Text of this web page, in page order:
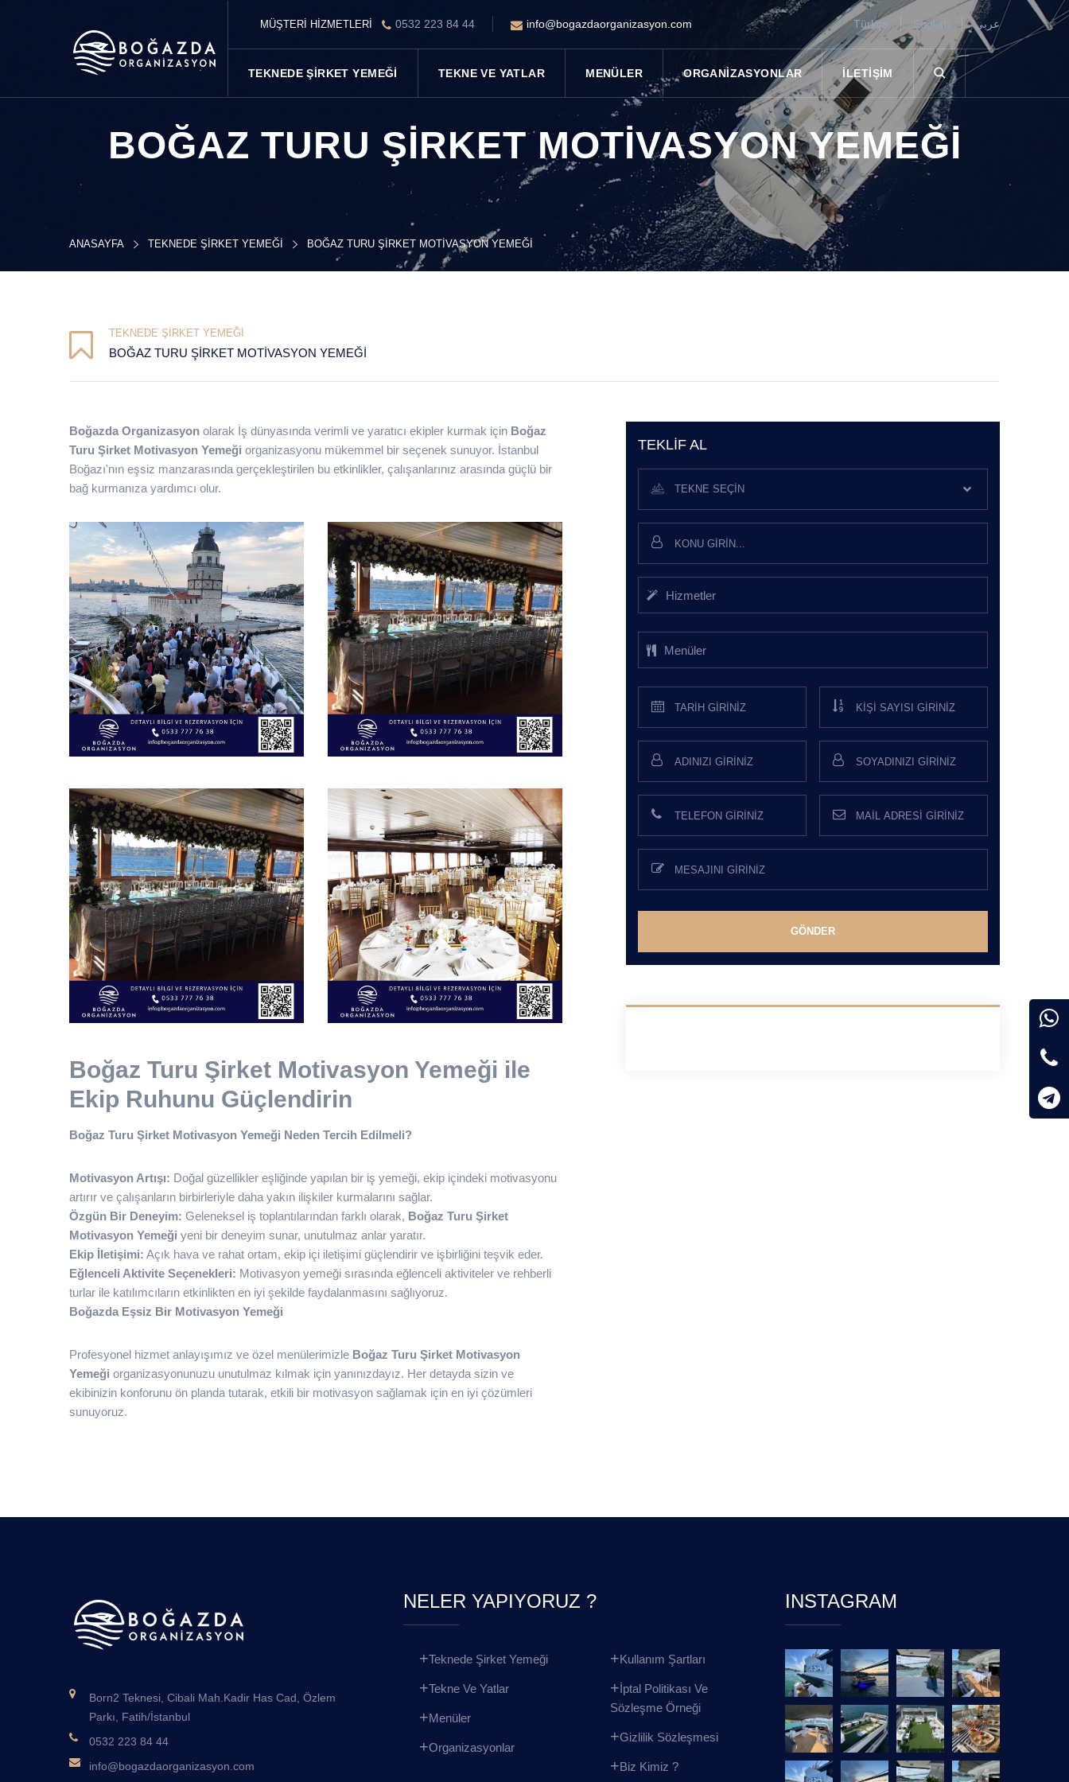
MÜŞTERİ HİZMETLERİ 0532 223 84 44 info@bogazdaorganizasyon.com Türkçe English عربى
TEKNEDE ŞIRKET YEMEĞI TEKNE VE YATLAR MENÜLER ORGANIZASYONLAR İLETIŞIM
BOĞAZ TURU ŞIRKET MOTIVASYON YEMEĞI
ANASAYFA TEKNEDE ŞIRKET YEMEĞI BOĞAZ TURU ŞIRKET MOTIVASYON YEMEĞI
TEKNEDE ŞIRKET YEMEĞI
BOĞAZ TURU ŞIRKET MOTIVASYON YEMEĞI
Boğazda Organizasyon olarak İş dünyasında verimli ve yaratıcı ekipler kurmak için Boğaz
Turu Şirket Motivasyon Yemeği organizasyonu mükemmel bir seçenek sunuyor. İstanbul
Boğazı'nın eşsiz manzarasında gerçekleştirilen bu etkinlikler, çalışanlarınız arasında güçlü bir
bağ kurmanıza yardımcı olur.
Boğaz Turu Şirket Motivasyon Yemeği ile
Ekip Ruhunu Güçlendirin
Boğaz Turu Şirket Motivasyon Yemeği Neden Tercih Edilmeli?
Motivasyon Artışı: Doğal güzellikler eşliğinde yapılan bir iş yemeği, ekip içindeki motivasyonu
artırır ve çalışanların birbirleriyle daha yakın ilişkiler kurmalarını sağlar.
Özgün Bir Deneyim: Geleneksel iş toplantılarından farklı olarak, Boğaz Turu Şirket
Motivasyon Yemeği yeni bir deneyim sunar, unutulmaz anlar yaratır.
Ekip İletişimi: Açık hava ve rahat ortam, ekip içi iletişimi güçlendirir ve işbirliğini teşvik eder.
Eğlenceli Aktivite Seçenekleri: Motivasyon yemeği sırasında eğlenceli aktiviteler ve rehberli
turlar ile katılımcıların etkinlikten en iyi şekilde faydalanmasını sağlıyoruz.
Boğazda Eşsiz Bir Motivasyon Yemeği
Profesyonel hizmet anlayışımız ve özel menülerimizle Boğaz Turu Şirket Motivasyon
Yemeği organizasyonunuzu unutulmaz kılmak için yanınızdayız. Her detayda sizin ve
ekibinizin konforunu ön planda tutarak, etkili bir motivasyon sağlamak için en iyi çözümleri
sunuyoruz.
TEKLIF AL
TEKNE SEÇIN
Hizmetler
Menüler
GÖNDER
Born2 Teknesi, Cibali Mah.Kadir Has Cad, Özlem
Parkı, Fatih/İstanbul
0532 223 84 44
info@bogazdaorganizasyon.com
NELER YAPIYORUZ ?
Teknede Şirket Yemeği
Tekne Ve Yatlar
Menüler
Organizasyonlar
Kullanım Şartları
İptal Politikası Ve
Sözleşme Örneği
Gizlilik Sözleşmesi
Biz Kimiz ?
INSTAGRAM